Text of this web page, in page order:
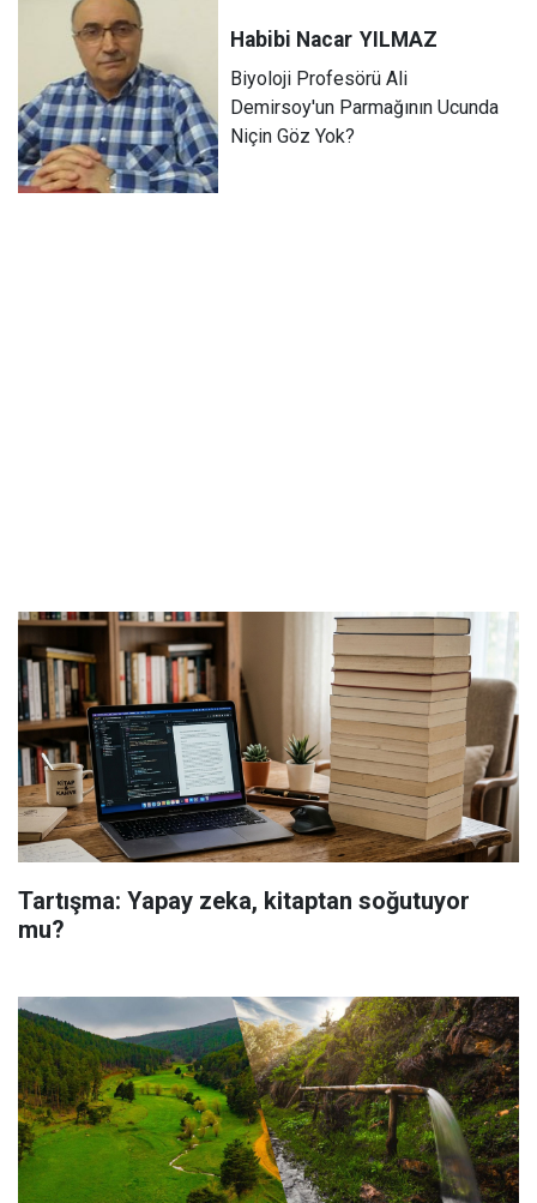
Habibi Nacar YILMAZ
Biyoloji Profesörü Ali
Demirsoy'un Parmağının Ucunda
Niçin Göz Yok?
Tartışma: Yapay zeka, kitaptan soğutuyor
mu?